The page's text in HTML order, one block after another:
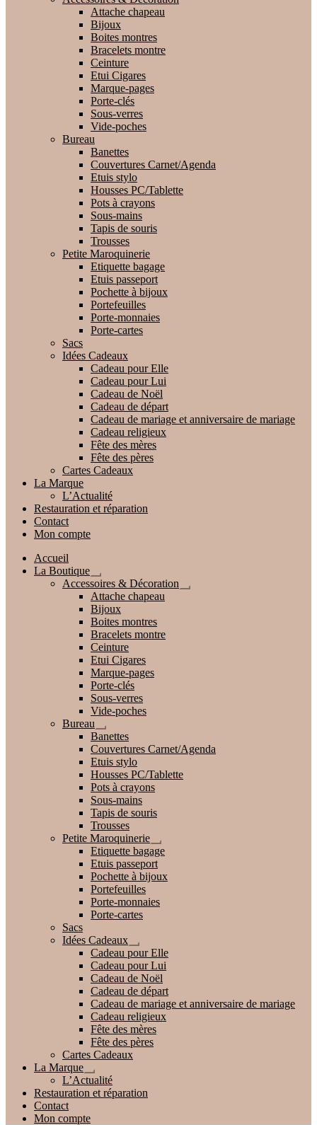
Attache chapeau
Bijoux
Boites montres
Bracelets montre
Ceinture
Etui Cigares
Marque-pages
Porte-clés
Sous-verres
Vide-poches
Bureau
Banettes
Couvertures Carnet/Agenda
Etuis stylo
Housses PC/Tablette
Pots à crayons
Sous-mains
Tapis de souris
Trousses
Petite Maroquinerie
Etiquette bagage
Etuis passeport
Pochette à bijoux
Portefeuilles
Porte-monnaies
Porte-cartes
Sacs
Idées Cadeaux
Cadeau pour Elle
Cadeau pour Lui
Cadeau de Noël
Cadeau de départ
Cadeau de mariage et anniversaire de mariage
Cadeau religieux
Fête des mères
Fête des pères
Cartes Cadeaux
La Marque
L’Actualité
Restauration et réparation
Contact
Mon compte
Accueil
La Boutique
Ouvrir
le
menu
enfant
Accessoires & Décoration
Ouvrir
Attache chapeau
Bijoux
Boites montres
Bracelets montre
Ceinture
Etui Cigares
Marque-pages
Porte-clés
Sous-verres
Vide-poches
Bureau
Ouvrir
le
menu
enfant
Banettes
Couvertures Carnet/Agenda
Etuis stylo
Housses PC/Tablette
Pots à crayons
Sous-mains
Tapis de souris
Trousses
Petite Maroquinerie
Ouvrir
le
menu
enfant
Etiquette bagage
Etuis passeport
Pochette à bijoux
Portefeuilles
Porte-monnaies
Porte-cartes
Sacs
Idées Cadeaux
Ouvrir
le
menu
enfant
Cadeau pour Elle
Cadeau pour Lui
Cadeau de Noël
Cadeau de départ
Cadeau de mariage et anniversaire de mariage
Cadeau religieux
Fête des mères
Fête des pères
Cartes Cadeaux
La Marque
Ouvrir
le
menu
L’Actualité
Restauration et réparation
Contact
Mon compte